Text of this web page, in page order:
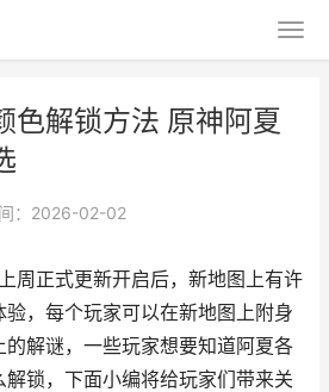
色解锁方法 原神阿夏
：2026-02-02
周正式更新开启后，新地图上有许
，每个玩家可以在新地图上附身
的解谜，一些玩家想要知道阿夏各
锁，下面小编将给玩家们带来关